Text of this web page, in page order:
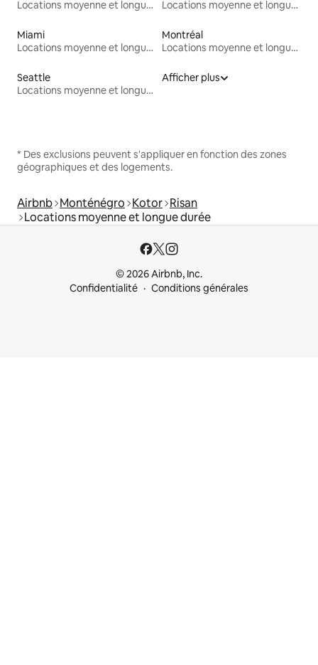
Locations moyenne et longue durée Locations moyenne et longue durée
Miami
Locations moyenne et longue durée
Montréal
Locations moyenne et longue durée
Seattle
Locations moyenne et longue durée
Afficher plus
* Des exclusions peuvent s'appliquer en fonction des zones
géographiques et des logements.
Airbnb Monténégro Kotor Risan
Locations moyenne et longue durée
© 2026 Airbnb, Inc.
Confidentialité
Conditions générales